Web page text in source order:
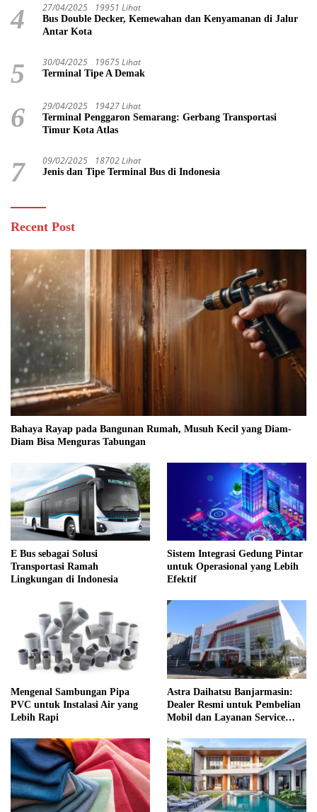
4 27/04/2025 19951 Lihat
Bus Double Decker, Kemewahan dan Kenyamanan di Jalur
Antar Kota
5 30/04/2025 19675 Lihat
Terminal Tipe A Demak
6 29/04/2025 19427 Lihat
Terminal Penggaron Semarang: Gerbang Transportasi
Timur Kota Atlas
7 09/02/2025 18702 Lihat
Jenis dan Tipe Terminal Bus di Indonesia
Recent Post
Bahaya Rayap pada Bangunan Rumah, Musuh Kecil yang Diam-
Diam Bisa Menguras Tabungan
E Bus sebagai Solusi
Transportasi Ramah
Lingkungan di Indonesia
Sistem Integrasi Gedung Pintar
untuk Operasional yang Lebih
Efektif
Mengenal Sambungan Pipa
PVC untuk Instalasi Air yang
Lebih Rapi
Astra Daihatsu Banjarmasin:
Dealer Resmi untuk Pembelian
Mobil dan Layanan Service